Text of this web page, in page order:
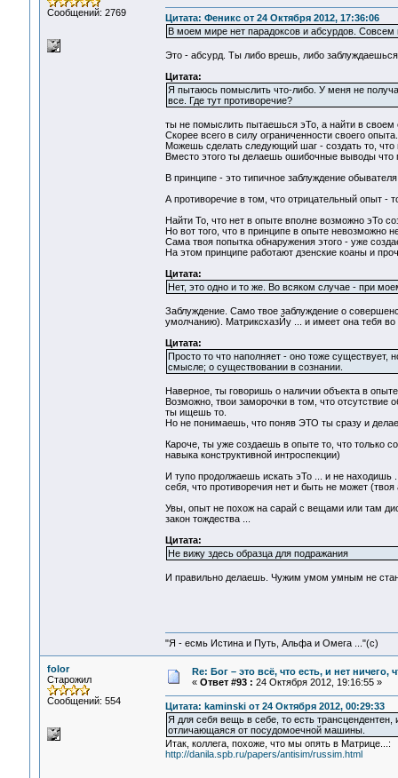
Сообщений: 2769
Цитата: Феникс от 24 Октября 2012, 17:36:06
В моем мире нет парадоксов и абсурдов. Совсем
Это - абсурд. Ты либо врешь, либо
Цитата:
Я пытаюсь помыслить что-либо. У меня не
все. Где тут противоречие?
ты не помыслить пытаешься эТо, а найти в
Скорее всего в силу ограниченности своего опыта.
Можешь сделать следующий шаг - создать то,
Вместо этого ты делаешь ошибочные выводы
В принципе - это типичное заблуждение
А противоречие в том, что отрицательный опыт -
Найти То, что нет в опыте вполне возможно эТо
Но вот того, что в принципе в опыте невозможно
Сама твоя попытка обнаружения этого - уже
На этом принципе работают дзенские коаны и
Цитата:
Нет, это одно и то же. Во всяком случае - при
Заблуждение. Само твое заблуждение о
умолчанию). МатриксхазЙу ... и имеет она тебя
Цитата:
Просто то что наполняет - оно тоже
смысле; о существовании в сознании.
Наверное, ты говоришь о наличии объекта в
Возможно, твои заморочки в том, что отсутствие
ты ищешь то.
Но не понимаешь, что поняв ЭТО ты сразу и
Кароче, ты уже создаешь в опыте то, что только
навыка конструктивной интроспекции)
И тупо продолжаешь искать эТо ... и не находишь
себя, что противоречия нет и быть не может
Увы, опыт не похож на сарай с вещами или там
закон тождества ...
Цитата:
Не вижу здесь образца для подражания
И правильно делаешь. Чужим умом умным не
"Я - есмь Истина и Путь, Альфа и Омега ..."(с)
folor
Старожил
Сообщений: 554
Re: Бог – это всё, что есть, и нет
« Ответ #93 : 24 Октября 2012, 19:16:55 »
Цитата: kaminski от 24 Октября 2012, 00:29:33
Я для себя вещь в себе, то есть
отличающаяся от посудомоечной машины.
Итак, коллега, похоже, что мы опять в Матрице...:
http://danila.spb.ru/papers/antisim/russim.html